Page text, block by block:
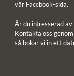
vår Facebook-sida.
Är du intresserad
Kontakta oss
så bokar vi in ett